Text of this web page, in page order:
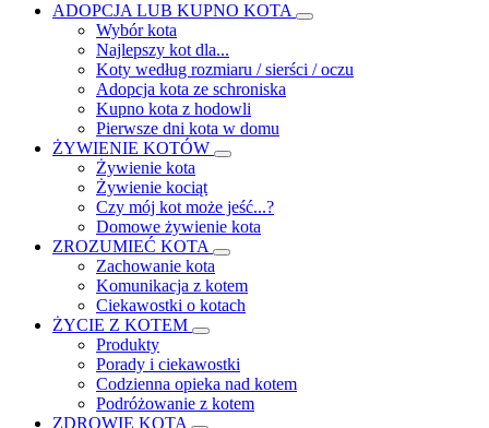
ADOPCJA LUB KUPNO KOTA
Wybór kota
Najlepszy kot dla...
Koty według rozmiaru / sierści / oczu
Adopcja kota ze schroniska
Kupno kota z hodowli
Pierwsze dni kota w domu
ŻYWIENIE KOTÓW
Żywienie kota
Żywienie kociąt
Czy mój kot może jeść...?
Domowe żywienie kota
ZROZUMIEĆ KOTA
Zachowanie kota
Komunikacja z kotem
Ciekawostki o kotach
ŻYCIE Z KOTEM
Produkty
Porady i ciekawostki
Codzienna opieka nad kotem
Podróżowanie z kotem
ZDROWIE KOTA